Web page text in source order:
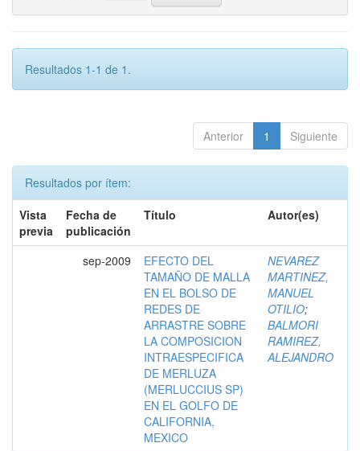
Resultados 1-1 de 1.
Anterior 1 Siguiente
Resultados por ítem:
Vista
previa
Fecha de
publicación
Título Autor(es)
sep-2009
EFECTO DEL
TAMAÑO DE MALLA
EN EL BOLSO DE
REDES DE
ARRASTRE SOBRE
LA COMPOSICION
INTRAESPECIFICA
DE MERLUZA
(MERLUCCIUS SP)
EN EL GOLFO DE
CALIFORNIA,
MEXICO
NEVAREZ
MARTINEZ,
MANUEL
OTILIO;
BALMORI
RAMIREZ,
ALEJANDRO